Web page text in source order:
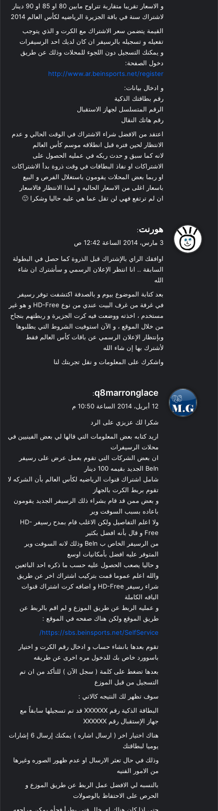
و الاسعار تقريبا متقاربة تتراوح مابين 80 او 85 او 90 دينار
لاشتراك سنة في باقة الجزيرة الرياضيه لكأس العالم 2014
القيمة يتضمن سعر الاشتراك مع الكرت و الذي يتوجب
تفعيله و تسجيله بالرسيفر ان كان لديك احد الرسيفرات
و يمكنك التسجيل دون اللجوء للمحلات وذلك عن طريق
دخول الصفحة:
http://www.ar.beinsports.net/register
و ادخال بيانات:
رقم بطاقتك الذكية
الرقم المتسلسل لجهاز الاستقبال
رقم هاتك النقال
اعتقد من الافضل شراء الاشتراك في الوقت الحالي و عدم
الانتظار لحين فتره قبل انطلاقه موسم كأس العالم
لانه كما سبق و حدث ربكه في عمليه الحصول على
الاشتراكات او نفاذ البطاقات في وقت ذروة بدأ الاشتراكات
او ربما بعض المحلات يقومون باستغلال الفرص و البيع
باسعار اغلى من الاسعار الحاليه و لمذا الانتظار فالاسعار
ان لم ترتفع فهي لن تقل عما هي عليه حاليا وشكرا 🙂
ل
هورنت:
3 مارس، 2014 الساعة 12:42 ص
اوافقك الراي بالإشتراك قبل الذروة كما حصل في البطولة
السابقة .. انا انتظر الإعلان الرسمي و سأشترك ان شاء
الله
بعد كتابة الموضوع بيوم و بالصدفة اكتشفت توفر رسيفر
في غرفة من غرف البيت عندي من نوع HD-Free و هو غير
مستخدم ، اخذته ووضعت فيه كرت الجزيرة و ربطتهم بنجاح
من خلال الموقع ، و الآن استوفيت الشروط التي يطلبوها
وبإنتظار الإعلان الرسمي عن باقات كأس العالم فقط
لأشترك بها إن شاء الله
واشكرك على المعلومات و نقل تجربتك لنا
ي
ل
q8marronglace
:
12 أبريل، 2014 الساعة 10:50 م
شكرا لك عزيزي على الرد
اريد كتابه بعض المعلومات التي قالها لي بعض الفينيين في
محلات الرسيفرات
ان بعض الشركات التي تقوم بعمل عرض على رسيفر
BeIn الجديد بقيمه 100 دينار
شامل اشتراك قنوات الرياضيه لكأس العالم بأن الشركه لا
تقوم بربط الكرت بالجهاز
و بعض ممن قد قام بشراء ذلك الرسيفر الجديد يقومون
باعاده بسبب السوفت وير
ولا اعلم التفاصيل ولكن الاغلب قام بمدح رسيفر HD-
Free و قال بأنه افضل بكثير
من الرسيفر الخاص ب BeIn وذلك لانه السوفت وير
المتوفر عليه افضل بأمكانيات اوسع
و حاليا يصعب الحصول عليه حسب ما ذكره احد البائعين
والله اعلم عموما قمت بتركيب اشتراك اخر عن طريق
شراء رسيفر HD-Free و اضافه كرت اشتراك قنوات
الباقه الكاملة
و عمليه الربط عن طريق الموزع و لم اقم بالربط عن
طريق الموقع ولكن هناك صفحه في الموقع :
https://sbs.beinsports.net/SelfService/
تقوم بعدها بانشاء حساب و ادخال رقم الكرت و اختيار
باسوورد خاص بك للدخول مره اخرى عن طريقه
بعدها تضغط على كلمة ( سجل الآن ) للتأكد من ان تم
التسجيل من قبل الموزع
سوف تظهر لك النتيجه كالاتي :
البطاقة الذكية رقم XXXXXX قد تم تسجيلها سابقاً مع
جهاز الإستقبال رقم XXXXXX
هناك اختيار اخر ( ارسال اشاره ) يمكنك إرسال 6 إشارات
يوميا لبطاقتك
وذلك في حال تعثر الارسال او عدم ظهور الصوره وغيرها
من الامور الفنيه
بالنسبه لي الافضل عمل الربط عن طريق الموزع و
الحرص على الاحتفاظ بالوصولات
حتى اذا كان هناك اي خلل فني يطرأ فجأه يمكن مراجعه